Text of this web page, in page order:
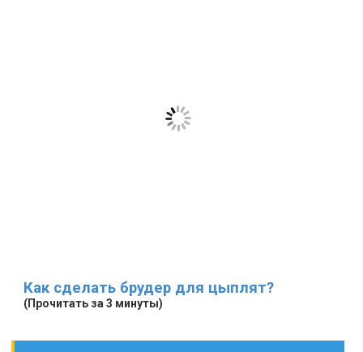
Как сделать брудер для цыплят?
(Прочитать за 3 минуты)